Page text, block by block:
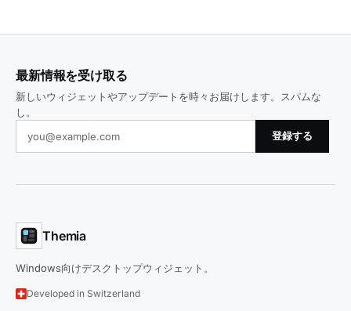
最新情報を受け取る
新しいウィジェットやアップデートを時々お届けします。スパムな
し。
登録する
Themia
Windows向けデスクトップウィジェット。
Developed in Switzerland